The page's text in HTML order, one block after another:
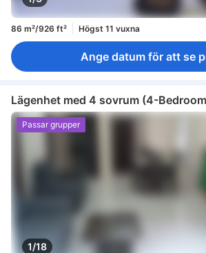
86 m²/926 ft² Högst 11 vuxna
Ange datum för att se
Lägenhet med 4 sovrum (4-
1/18
Passar grupper